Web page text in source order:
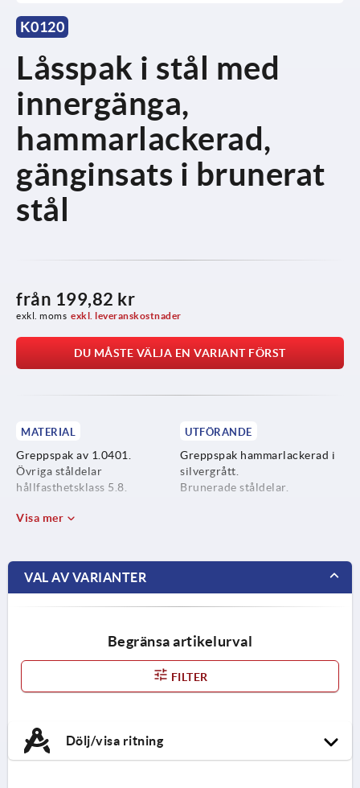
K0120
Låsspak i stål med
innergänga,
hammarlackerad,
gänginsats i brunerat
stål
från 199,82 kr
exkl. moms exkl. leveranskostnader
DU MÅSTE VÄLJA EN VARIANT FÖRST
MATERIAL
Greppspak av 1.0401.
Övriga ståldelar
hållfasthetsklass 5.8.
UTFÖRANDE
Greppspak hammarlackerad i
silvergrått.
Brunerade ståldelar.
Visa mer
VAL AV VARIANTER
Begränsa artikelurval
FILTER
Dölj/visa ritning